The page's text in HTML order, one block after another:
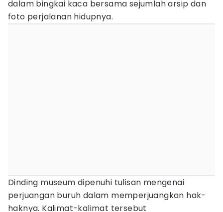
dalam bingkai kaca bersama sejumlah arsip dan
foto perjalanan hidupnya.
Dinding museum dipenuhi tulisan mengenai
perjuangan buruh dalam memperjuangkan hak-
haknya. Kalimat-kalimat tersebut